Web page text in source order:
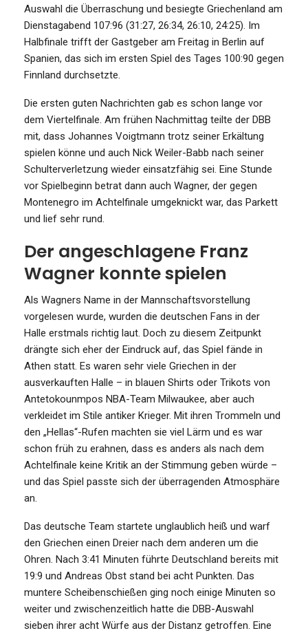
Auswahl die Überraschung und besiegte Griechenland am
Dienstagabend 107:96 (31:27, 26:34, 26:10, 24:25). Im
Halbfinale trifft der Gastgeber am Freitag in Berlin auf
Spanien, das sich im ersten Spiel des Tages 100:90 gegen
Finnland durchsetzte.
Die ersten guten Nachrichten gab es schon lange vor
dem Viertelfinale. Am frühen Nachmittag teilte der DBB
mit, dass Johannes Voigtmann trotz seiner Erkältung
spielen könne und auch Nick Weiler-Babb nach seiner
Schulterverletzung wieder einsatzfähig sei. Eine Stunde
vor Spielbeginn betrat dann auch Wagner, der gegen
Montenegro im Achtelfinale umgeknickt war, das Parkett
und lief sehr rund.
Der angeschlagene Franz
Wagner konnte spielen
Als Wagners Name in der Mannschaftsvorstellung
vorgelesen wurde, wurden die deutschen Fans in der
Halle erstmals richtig laut. Doch zu diesem Zeitpunkt
drängte sich eher der Eindruck auf, das Spiel fände in
Athen statt. Es waren sehr viele Griechen in der
ausverkauften Halle – in blauen Shirts oder Trikots von
Antetokounmpos NBA-Team Milwaukee, aber auch
verkleidet im Stile antiker Krieger. Mit ihren Trommeln und
den „Hellas“-Rufen machten sie viel Lärm und es war
schon früh zu erahnen, dass es anders als nach dem
Achtelfinale keine Kritik an der Stimmung geben würde –
und das Spiel passte sich der überragenden Atmosphäre
an.
Das deutsche Team startete unglaublich heiß und warf
den Griechen einen Dreier nach dem anderen um die
Ohren. Nach 3:41 Minuten führte Deutschland bereits mit
19:9 und Andreas Obst stand bei acht Punkten. Das
muntere Scheibenschießen ging noch einige Minuten so
weiter und zwischenzeitlich hatte die DBB-Auswahl
sieben ihrer acht Würfe aus der Distanz getroffen. Eine